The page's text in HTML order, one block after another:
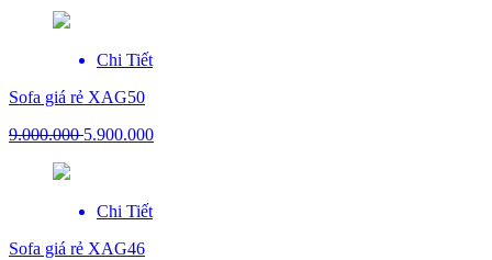
Chi Tiết
Sofa giá rẻ XAG50
9.000.0005.900.000
Chi Tiết
Sofa giá rẻ XAG46